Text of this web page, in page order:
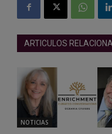
ARTICULOS
NOTICIAS